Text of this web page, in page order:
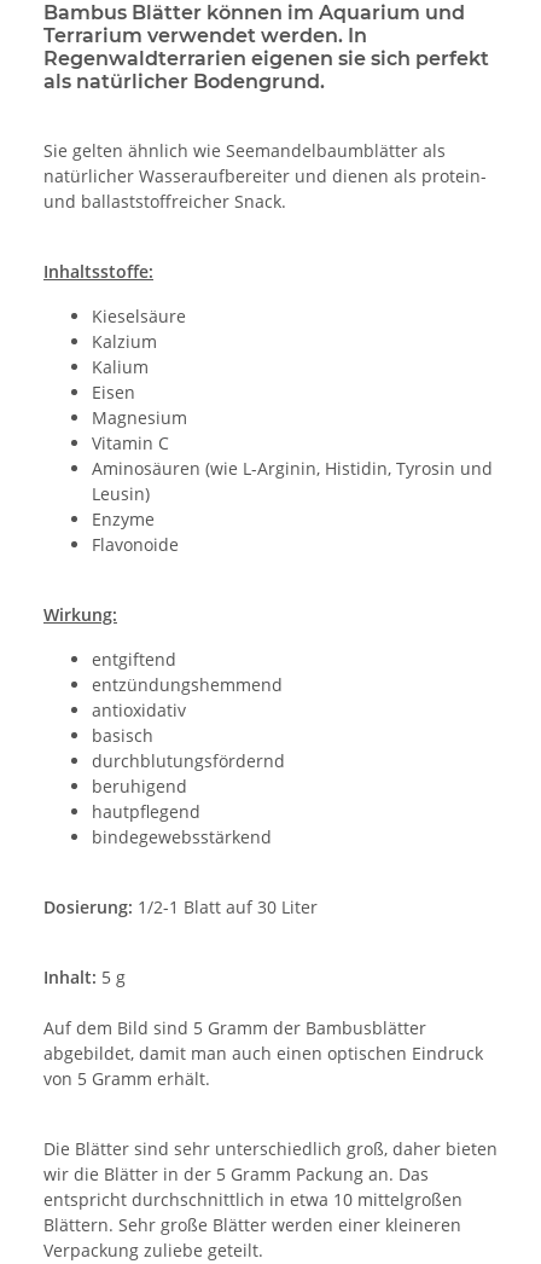
Bambus Blätter können im Aquarium und
Terrarium verwendet werden. In
Regenwaldterrarien eigenen sie sich perfekt
als natürlicher Bodengrund.
Sie gelten ähnlich wie Seemandelbaumblätter als
natürlicher Wasseraufbereiter und dienen als protein-
und ballaststoffreicher Snack.
Inhaltsstoffe:
Kieselsäure
Kalzium
Kalium
Eisen
Magnesium
Vitamin C
Aminosäuren (wie L-Arginin, Histidin, Tyrosin und
Leusin)
Enzyme
Flavonoide
Wirkung:
entgiftend
entzündungshemmend
antioxidativ
basisch
durchblutungsfördernd
beruhigend
hautpflegend
bindegewebsstärkend
Dosierung: 1/2-1 Blatt auf 30 Liter
Inhalt: 5 g
Auf dem Bild sind 5 Gramm der Bambusblätter
abgebildet, damit man auch einen optischen Eindruck
von 5 Gramm erhält.
Die Blätter sind sehr unterschiedlich groß, daher bieten
wir die Blätter in der 5 Gramm Packung an. Das
entspricht durchschnittlich in etwa 10 mittelgroßen
Blättern. Sehr große Blätter werden einer kleineren
Verpackung zuliebe geteilt.